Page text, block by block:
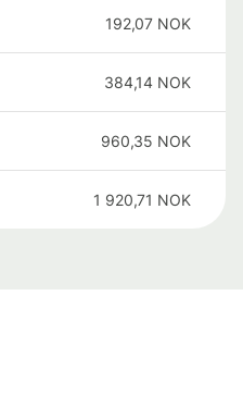
192,07 NOK
384,14 NOK
960,35 NOK
1 920,71 NOK